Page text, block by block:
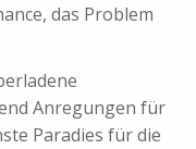
das Problem
Anregungen für
Paradies für die